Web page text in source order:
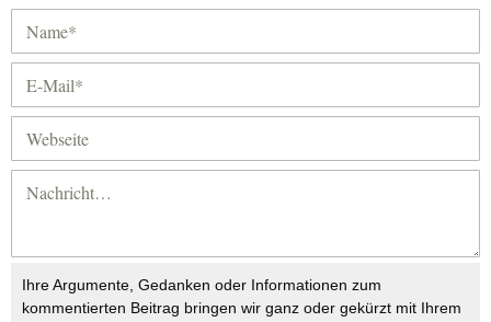
Ihre Argumente, Gedanken oder Informationen zum
kommentierten Beitrag bringen wir ganz oder gekürzt mit Ihrem